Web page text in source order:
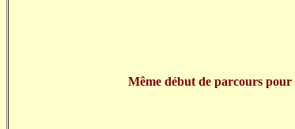
Même début de parcours